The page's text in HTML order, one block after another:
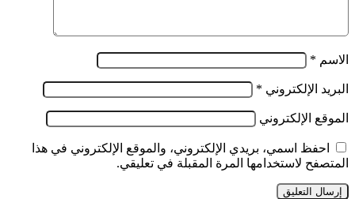
الاسم *
البريد الإلكتروني *
الموقع الإلكتروني
احفظ اسمي، بريدي الإلكتروني، والموقع الإلكتروني في هذا
المتصفح لاستخدامها المرة المقبلة في تعليقي.